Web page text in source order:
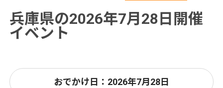
兵庫県の2026年7月28日開催
イベント
おでかけ日：2026年7月28日